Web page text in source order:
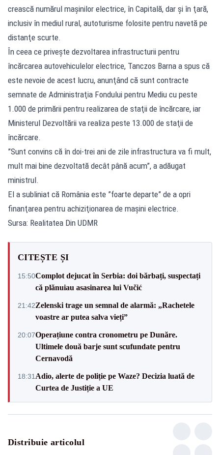
crească numărul maşinilor electrice, în Capitală, dar şi în ţară,
inclusiv în mediul rural, autoturisme folosite pentru navetă pe
distanţe scurte.
În ceea ce priveşte dezvoltarea infrastructurii pentru
încărcarea autovehiculelor electrice, Tanczos Barna a spus că
este nevoie de acest lucru, anunţând că sunt contracte
semnate de Administraţia Fondului pentru Mediu cu peste
1.000 de primării pentru realizarea de staţii de încărcare, iar
Ministerul Dezvoltării va realiza peste 13.000 de staţii de
încărcare.
”Sunt convins că în doi-trei ani de zile infrastructura va fi mult,
mult mai bine dezvoltată decât până acum”, a adăugat
ministrul.
El a subliniat că România este ”foarte departe” de a opri
finanţarea pentru achiziţionarea de maşini electrice.
Sursa: Realitatea Din UDMR
CITEȘTE ȘI
15:50Complot dejucat în Serbia: doi bărbați, suspectați
că plănuiau asasinarea lui Vučić
21:42Zelenski trage un semnal de alarmă: „Rachetele
voastre ar putea salva vieți”
20:07Operațiune contra cronometru pe Dunăre.
Ultimele două barje sunt scufundate pentru
Cernavodă
18:31 Adio, alerte de poliție pe Waze? Decizia luată de
Curtea de Justiție a UE
Distribuie articolul